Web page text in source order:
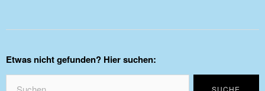
Etwas nicht gefunden? Hier suchen: